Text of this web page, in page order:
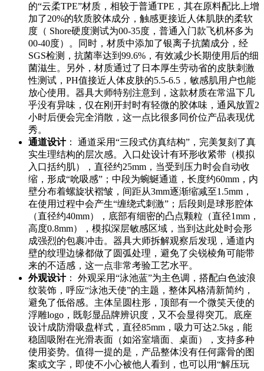
的“云柔TPE”材质，相较于普通TPE，其在原料配比上增
加了20%的软质胶体成分，触感更接近人体肌肤的柔软
度（ Shore硬度测试为00-35度，普通入门款飞机杯多为
00-40度）。同时，材质中添加了银离子抗菌成分，经
SGS检测，抗菌率达到99.6%，有效减少长期使用后的细
菌滋生。另外，材质通过了日本厚生劳动省的皮肤刺激
性测试，PH值接近人体皮肤的5.5-6.5，敏感肌用户也能
放心使用。器具大师特别注意到，这款材质在常温下几
乎没有异味，仅在刚开封时有轻微的胶体味，通风放置2
小时后便会完全消散，这一点比很多同价位产品表现优
秀。
通道设计： 通道采用“三段式仿真结构”，完美复刻了真
实生理结构的层次感。入口处设计有环形收紧带（模拟
入口括约肌），直径约25mm，当受到压力时会自动收
缩，形成“吮吸感”；中段为蜿蜒通道，长度约60mm，内
壁分布着螺旋状褶皱，间距从3mm逐渐缩减至1.5mm，
在使用过程中会产生“缠绕式刺激”；后段则是球形腔体
（直径约40mm），底部有细密的凸点颗粒（直径1mm，
高度0.8mm），模拟深层敏感区域，当到达此处时会形
成强烈的包裹冲击。器具大师拆解观察后发现，通道内
壁的纹理边缘都做了圆弧处理，避免了尖锐棱角可能带
来的不适感，这一点非常考验工艺水平。
外观设计： 外观采用“泳池蓝”为主色调，搭配白色波浪
纹装饰，呼应“泳池天使”的主题，整体风格清新简约，
避免了低俗感。主体呈圆柱形，顶部有一个微笑天使的
浮雕logo，既彰显品牌辨识度，又不会显得突兀。底座
设计成防滑吸盘样式，直径85mm，吸力可达2.5kg，能
稳固吸附在光滑表面（如浴室墙面、桌面），支持多种
使用姿势。值得一提的是，产品整体没有任何露骨的图
案或文字，即使不小心被他人看到，也可以用“解压玩